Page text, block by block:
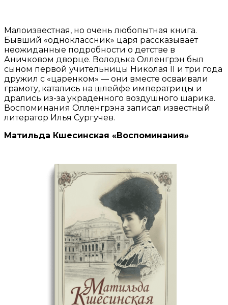
Малоизвестная, но очень любопытная книга.
Бывший «одноклассник» царя рассказывает
неожиданные подробности о детстве в
Аничковом дворце. Володька Олленгрэн был
сыном первой учительницы Николая II и три года
дружил с «царенком» — они вместе осваивали
грамоту, катались на шлейфе императрицы и
дрались из-за украденного воздушного шарика.
Воспоминания Олленгрэна записал известный
литератор Илья Сургучев.
Матильда Кшесинская «Воспоминания»